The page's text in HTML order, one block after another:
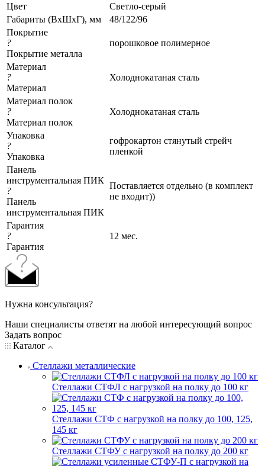
Цвет
Светло-серый
Габариты (ВхШхГ), мм
48/122/96
Покрытие
?
Покрытие металла
порошковое полимерное
Материал
?
Материал
Холоднокатаная сталь
Материал полок
?
Материал полок
Холоднокатаная сталь
Упаковка
?
Упаковка
гофрокартон стянутый стрейч
пленкой
Панель
инструментальная ПИК
?
Панель
инструментальная ПИК
Поставляется отдельно (в комплект
не входит))
Гарантия
?
Гарантия
12 мес.
Нужна консультация?
Наши специалисты ответят на любой интересующий вопрос
Задать вопрос
Каталог
Стеллажи металлические
Стеллажи СТФЛ с нагрузкой на полку до 100 кг
Стеллажи СТФ с нагрузкой на полку до 100, 125,
145 кг
Стеллажи СТФУ с нагрузкой на полку до 200 кг